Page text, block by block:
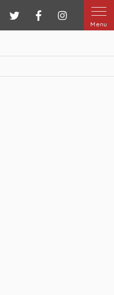
ツイッターフェイスブック
インスタグ
Menu